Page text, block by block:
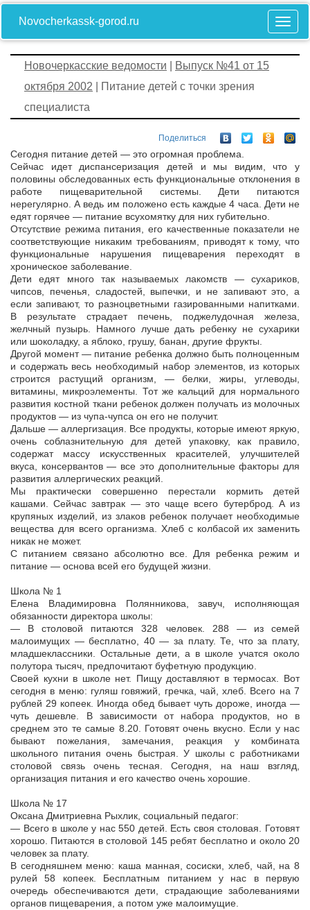
Novocherkassk-gorod.ru
Новочеркасские ведомости
Выпуск №41 от 15
октября 2002 | Питание детей с точки зрения
специалиста
Поделиться
Сегодня питание детей — это огромная проблема.
Сейчас идет диспансеризация детей и мы видим, что у
половины обследованных есть функциональные отклонения в
работе пищеварительной системы. Дети питаются
нерегулярно. А ведь им положено есть каждые 4 часа. Дети не
едят горячее — питание всухомятку для них губительно.
Отсутствие режима питания, его качественные показатели не
соответствующие никаким требованиям, приводят к тому, что
функциональные нарушения пищеварения переходят в
хроническое заболевание.
Дети едят много так называемых лакомств — сухариков,
чипсов, печенья, сладостей, выпечки, и не запивают это, а
если запивают, то разноцветными газированными напитками.
В результате страдает печень, поджелудочная железа,
желчный пузырь. Намного лучше дать ребенку не сухарики
или шоколадку, а яблоко, грушу, банан, другие фрукты.
Другой момент — питание ребенка должно быть полноценным
и содержать весь необходимый набор элементов, из которых
строится растущий организм, — белки, жиры, углеводы,
витамины, микроэлементы. Тот же кальций для нормального
развития костной ткани ребенок должен получать из молочных
продуктов — из чупа-чупса он его не получит.
Дальше — аллергизация. Все продукты, которые имеют яркую,
очень соблазнительную для детей упаковку, как правило,
содержат массу искусственных красителей, улучшителей
вкуса, консервантов — все это дополнительные факторы для
развития аллергических реакций.
Мы практически совершенно перестали кормить детей
кашами. Сейчас завтрак — это чаще всего бутерброд. А из
крупяных изделий, из злаков ребенок получает необходимые
вещества для всего организма. Хлеб с колбасой их заменить
никак не может.
С питанием связано абсолютно все. Для ребенка режим и
питание — основа всей его будущей жизни.
Школа № 1
Елена Владимировна Полянникова, завуч, исполняющая
обязанности директора школы:
— В столовой питаются 328 человек. 288 — из семей
малоимущих — бесплатно, 40 — за плату. Те, что за плату,
младшеклассники. Остальные дети, а в школе учатся около
полутора тысяч, предпочитают буфетную продукцию.
Своей кухни в школе нет. Пищу доставляют в термосах. Вот
сегодня в меню: гуляш говяжий, гречка, чай, хлеб. Всего на 7
рублей 29 копеек. Иногда обед бывает чуть дороже, иногда —
чуть дешевле. В зависимости от набора продуктов, но в
среднем это те самые 8.20. Готовят очень вкусно. Если у нас
бывают пожелания, замечания, реакция у комбината
школьного питания очень быстрая. У школы с работниками
столовой связь очень тесная. Сегодня, на наш взгляд,
организация питания и его качество очень хорошие.
Школа № 17
Оксана Дмитриевна Рыхлик, социальный педагог:
— Всего в школе у нас 550 детей. Есть своя столовая. Готовят
хорошо. Питаются в столовой 145 ребят бесплатно и около 20
человек за плату.
В сегодняшнем меню: каша манная, сосиски, хлеб, чай, на 8
рулей 58 копеек. Бесплатным питанием у нас в первую
очередь обеспечиваются дети, страдающие заболеваниями
органов пищеварения, а потом уже малоимущие.